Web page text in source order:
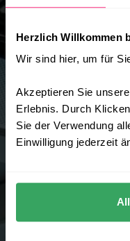
Herzlich Willkommen
Wir sind hier, um für
Akzeptieren Sie
Erlebnis. Durch
Sie der Verwendung
Einwilligung jederzeit